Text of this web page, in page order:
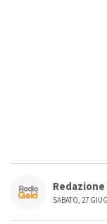
Redazione
SABATO, 27